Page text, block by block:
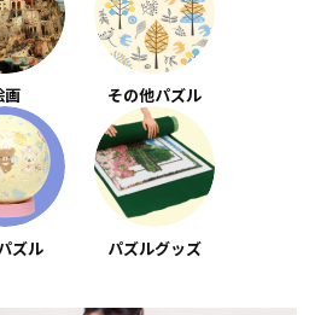
画 その他パズル
ズル パズルグッズ